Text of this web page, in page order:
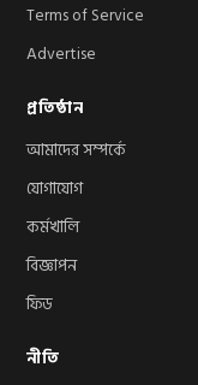
Terms of Service
Advertise
প্রতিষ্ঠান
আমাদের সম্পর্কে
যোগাযোগ
কর্মখালি
বিজ্ঞাপন
ফিড
নীতি